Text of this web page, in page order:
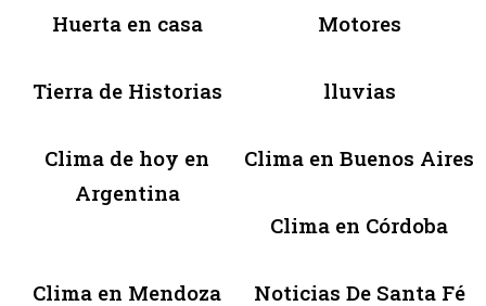
Huerta en casa Motores
Tierra de Historias lluvias
Clima de hoy en
Argentina
Clima en Buenos Aires
Clima en Córdoba
Clima en Mendoza Noticias De Santa Fé